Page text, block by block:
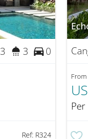
3 3 0
Ref: R324
From